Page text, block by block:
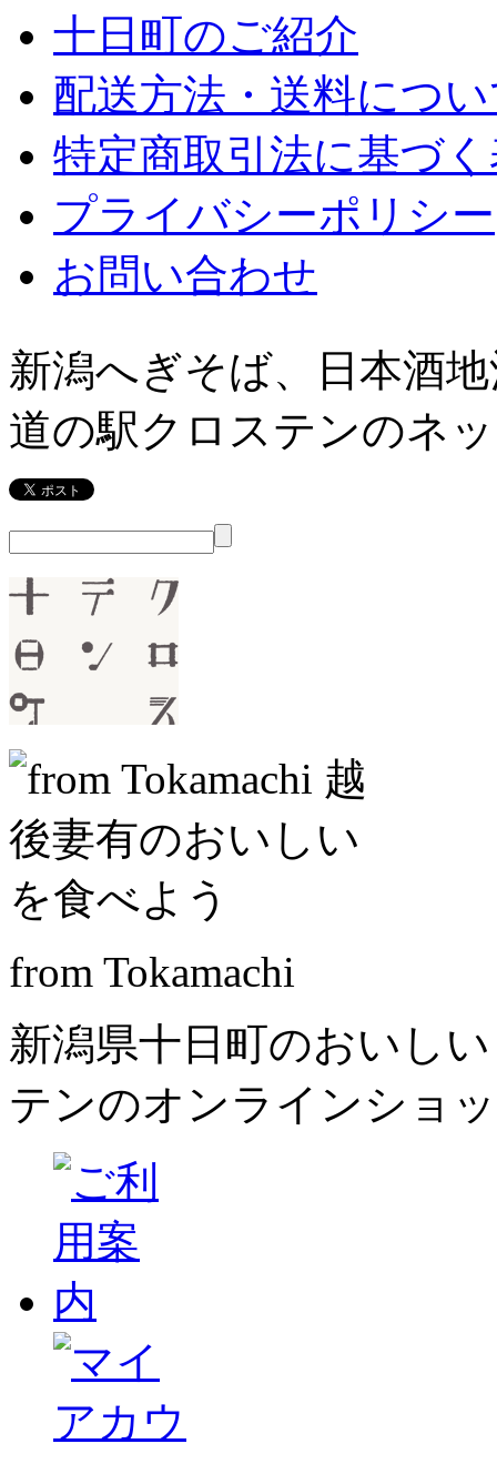
十日町のご紹介
配送方法・送料につ
特定商取引法に基づ
プライバシーポリシー
お問い合わせ
新潟へぎそば、日本酒
道の駅クロステンのネ
from Tokamachi
新潟県十日町のおいし
テンのオンラインショ